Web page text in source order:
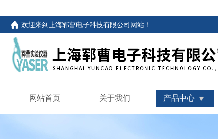
欢迎来到 上海郓曹电子科技有限公司网站 ！
网站首页 关于我们 产品中心